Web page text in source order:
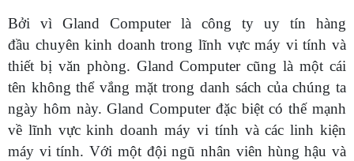
Bởi vì Gland Computer là công ty uy tín hàng
đầu chuyên kinh doanh trong lĩnh vực máy vi tính và
thiết bị văn phòng. Gland Computer cũng là một cái
tên không thể vắng mặt trong danh sách của chúng ta
ngày hôm này. Gland Computer đặc biệt có thế mạnh
về lĩnh vực kinh doanh máy vi tính và các linh kiện
máy vi tính. Với một đội ngũ nhân viên hùng hậu và